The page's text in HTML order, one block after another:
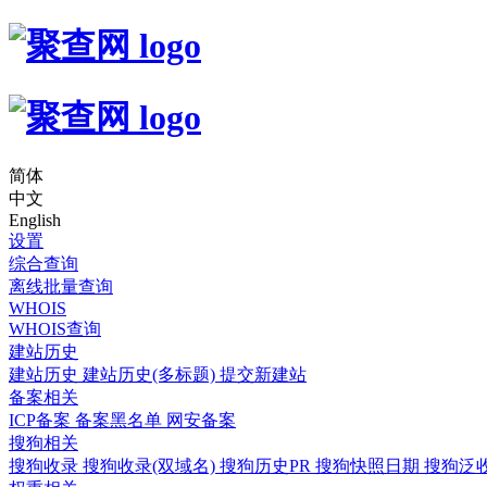
简体
中文
English
设置
综合查询
离线批量查询
WHOIS
WHOIS查询
建站历史
建站历史 建站历史(多标题) 提交新建站
备案相关
ICP备案 备案黑名单 网安备案
搜狗相关
搜狗收录 搜狗收录(双域名) 搜狗历史PR 搜狗快照日期 搜狗泛